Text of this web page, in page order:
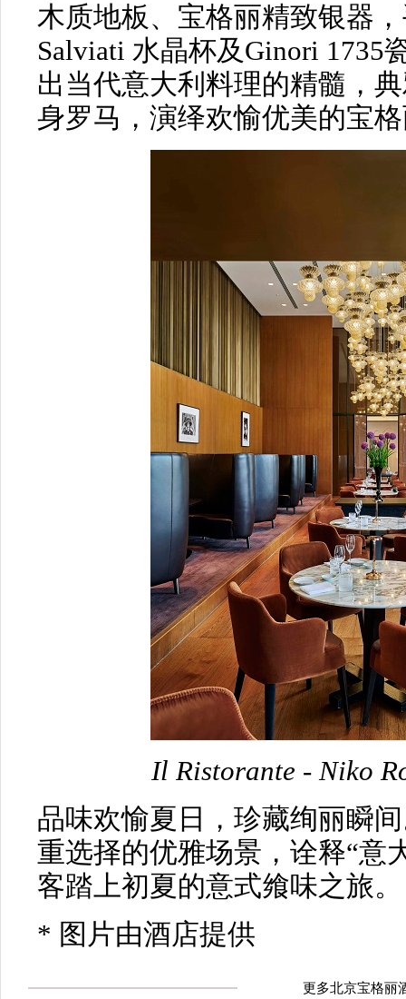
木质地板、宝格丽精致银器
Salviati 水晶杯及Ginori 1735
出当代意大利料理的精髓，
身罗马，演绎欢愉优美的宝
Il Ristorante - Niko
品味欢愉夏日，珍藏绚丽瞬
重选择的优雅场景，诠释“意
客踏上初夏的意式飨味之旅。
* 图片由酒店提供
更多北京宝格丽